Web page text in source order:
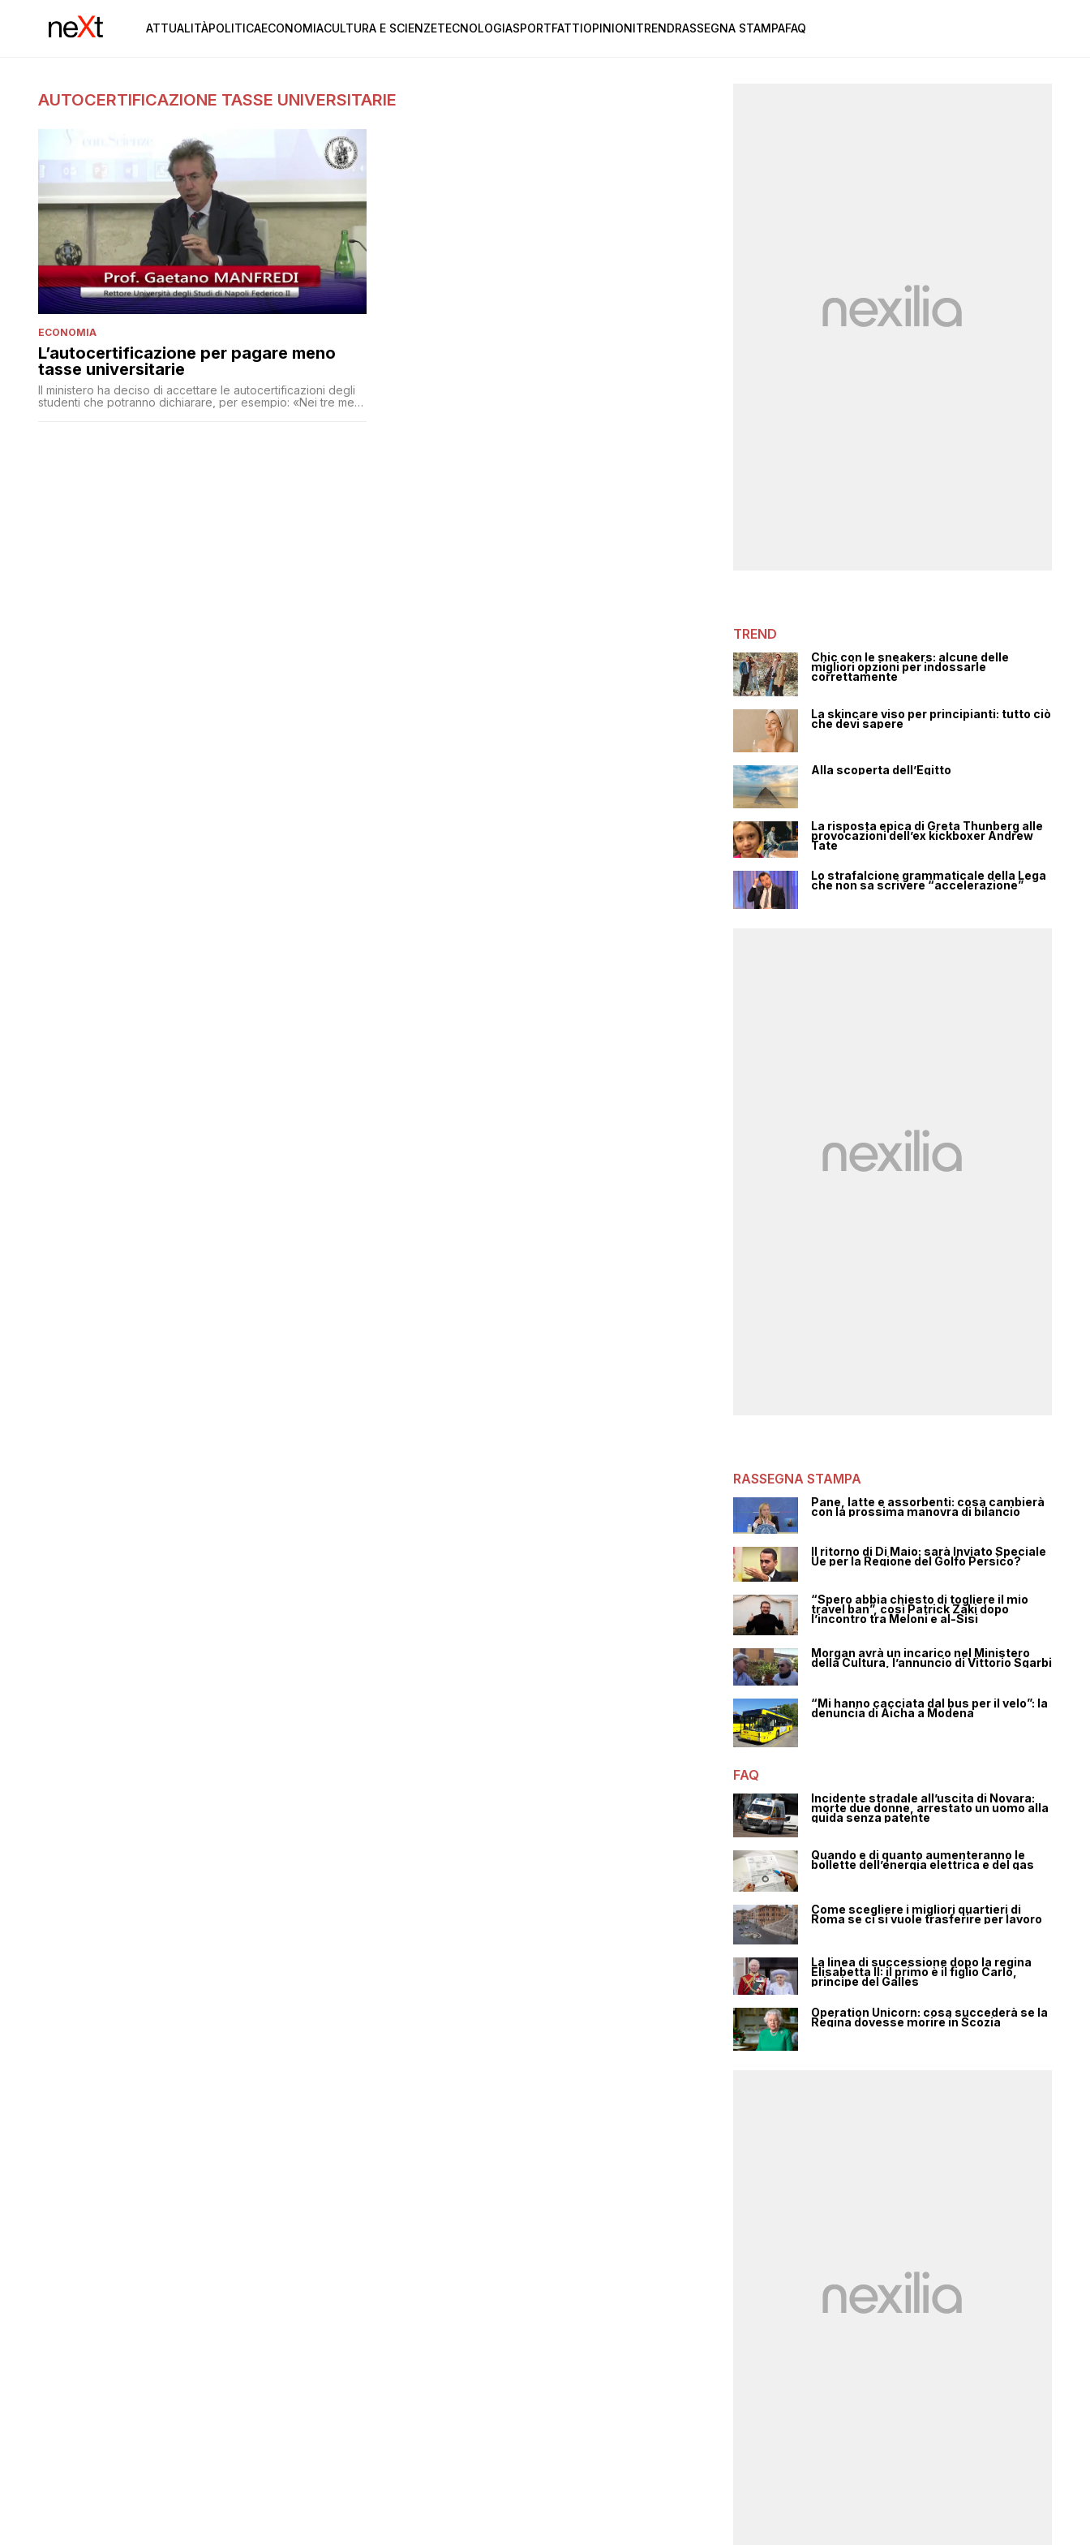
ATTUALITÀPOLITICAECONOMIACULTURA E SCIENZETECNOLOGIASPORTFATTIOPINIONITRENDRASSEGNA STAMPAFAQ
AUTOCERTIFICAZIONE TASSE UNIVERSITARIE
ECONOMIA
L’autocertificazione per pagare meno
tasse universitarie
Il ministero ha deciso di accettare le autocertificazioni degli
studenti che potranno dichiarare, per esempio: «Nei tre mesi
TREND
Chic con le sneakers: alcune delle
migliori opzioni per indossarle
correttamente
La skincare viso per principianti: tutto ciò
che devi sapere
Alla scoperta dell’Egitto
La risposta epica di Greta Thunberg alle
provocazioni dell’ex kickboxer Andrew
Tate
Lo strafalcione grammaticale della Lega
che non sa scrivere “accelerazione”
RASSEGNA STAMPA
Pane, latte e assorbenti: cosa cambierà
con la prossima manovra di bilancio
Il ritorno di Di Maio: sarà Inviato Speciale
Ue per la Regione del Golfo Persico?
“Spero abbia chiesto di togliere il mio
travel ban”, così Patrick Zaki dopo
l’incontro tra Meloni e al-Sisi
Morgan avrà un incarico nel Ministero
della Cultura, l’annuncio di Vittorio Sgarbi
“Mi hanno cacciata dal bus per il velo”: la
denuncia di Aicha a Modena
FAQ
Incidente stradale all’uscita di Novara:
morte due donne, arrestato un uomo alla
guida senza patente
Quando e di quanto aumenteranno le
bollette dell’energia elettrica e del gas
Come scegliere i migliori quartieri di
Roma se ci si vuole trasferire per lavoro
La linea di successione dopo la regina
Elisabetta II: il primo è il figlio Carlo,
principe del Galles
Operation Unicorn: cosa succederà se la
Regina dovesse morire in Scozia